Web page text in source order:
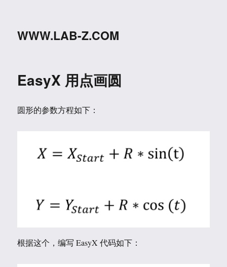
WWW.LAB-Z.COM
EasyX 用点画圆
圆形的参数方程如下：
根据这个，编写 EasyX 代码如下：